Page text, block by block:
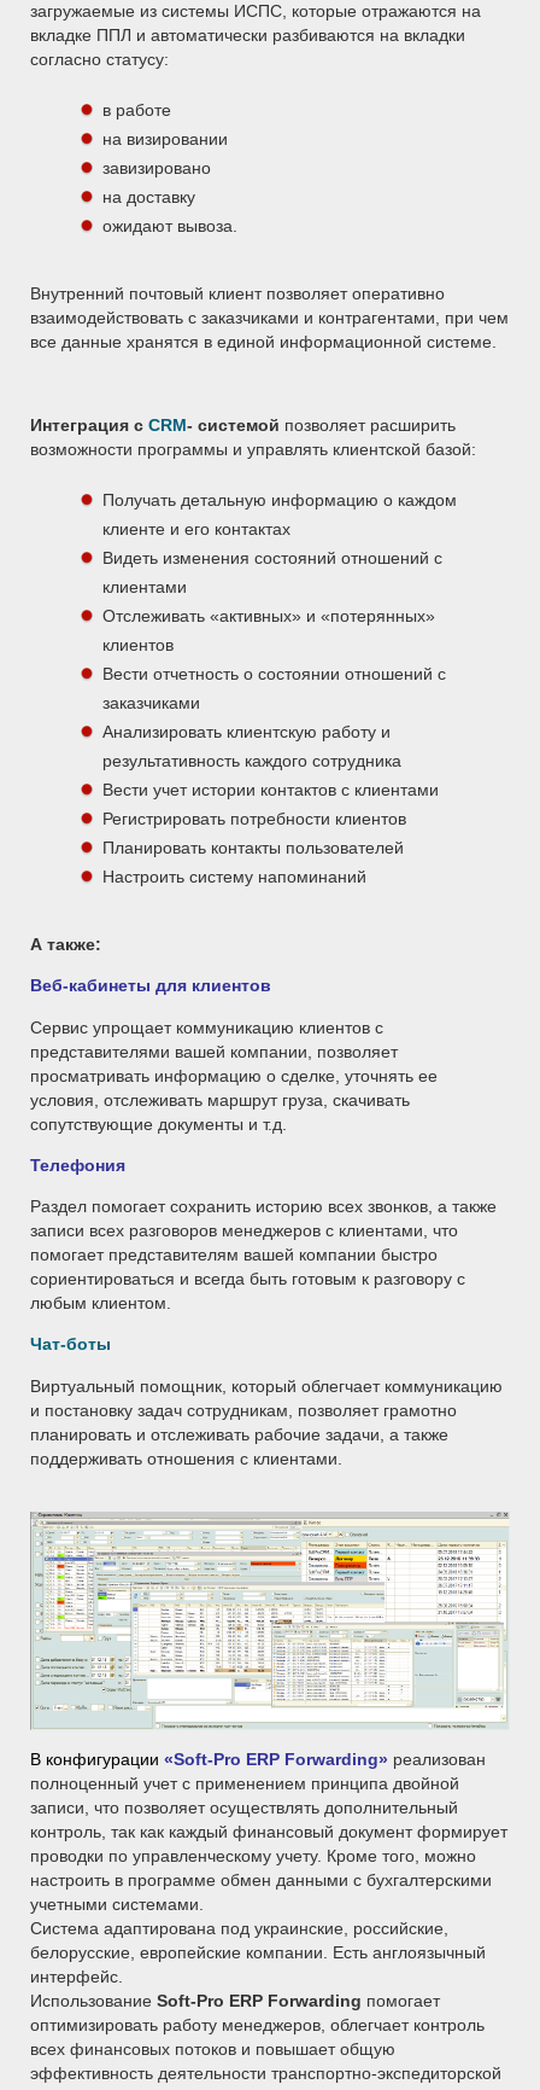
загружаемые из системы ИСПС, которые отражаются на
вкладке ППЛ и автоматически разбиваются на вкладки
согласно статусу:
в работе
на визировании
завизировано
на доставку
ожидают вывоза.
Внутренний почтовый клиент позволяет оперативно
взаимодействовать с заказчиками и контрагентами, при чем
все данные хранятся в единой информационной системе.
Интеграция с CRM- системой позволяет расширить
возможности программы и управлять клиентской базой:
Получать детальную информацию о каждом
клиенте и его контактах
Видеть изменения состояний отношений с
клиентами
Отслеживать «активных» и «потерянных»
клиентов
Вести отчетность о состоянии отношений с
заказчиками
Анализировать клиентскую работу и
результативность каждого сотрудника
Вести учет истории контактов с клиентами
Регистрировать потребности клиентов
Планировать контакты пользователей
Настроить систему напоминаний
А также:
Веб-кабинеты для клиентов
Сервис упрощает коммуникацию клиентов с
представителями вашей компании, позволяет
просматривать информацию о сделке, уточнять ее
условия, отслеживать маршрут груза, скачивать
сопутствующие документы и т.д.
Телефония
Раздел помогает сохранить историю всех звонков, а также
записи всех разговоров менеджеров с клиентами, что
помогает представителям вашей компании быстро
сориентироваться и всегда быть готовым к разговору с
любым клиентом.
Чат-боты
Виртуальный помощник, который облегчает коммуникацию
и постановку задач сотрудникам, позволяет грамотно
планировать и отслеживать рабочие задачи, а также
поддерживать отношения с клиентами.
В конфигурации «Soft-Pro ERP Forwarding» реализован
полноценный учет с применением принципа двойной
записи, что позволяет осуществлять дополнительный
контроль, так как каждый финансовый документ формирует
проводки по управленческому учету. Кроме того, можно
настроить в программе обмен данными с бухгалтерскими
учетными системами.
Система адаптирована под украинские, российские,
белорусские, европейские компании. Есть англоязычный
интерфейс.
Использование Soft-Pro ERP Forwarding помогает
оптимизировать работу менеджеров, облегчает контроль
всех финансовых потоков и повышает общую
эффективность деятельности транспортно-экспедиторской